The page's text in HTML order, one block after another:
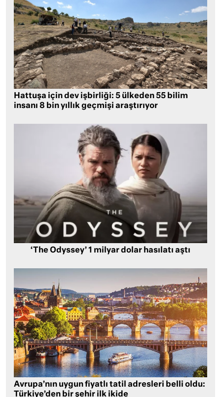
Hattuşa için dev işbirliği: 5 ülkeden 55 bilim
insanı 8 bin yıllık geçmişi araştırıyor
‘The Odyssey’ 1 milyar dolar hasılatı aştı
Avrupa’nın uygun fiyatlı tatil adresleri belli oldu:
Türkiye’den bir şehir ilk ikide